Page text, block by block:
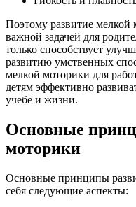
Поэтому развитие мелкой
важной задачей для
только способствует
развитию умственных
мелкой моторики для
детям эффективно
учебе и жизни.
Основные
моторики
Основные принципы
себя следующие аспекты: